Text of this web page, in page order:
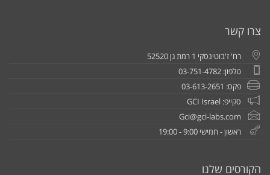
צרו קשר
רח' ז'בוטינסקי 1 רמת גן 52520
טלפון: 03-751-4782
פקס: 03-613-2651
סקייפ: GCI Israel
Gci@gci-labs.com
ראשון - חמישי 9:00 - 19:00
הקורסים שלנו